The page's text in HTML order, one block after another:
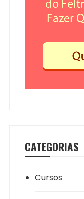
CATEGORIAS
Cursos